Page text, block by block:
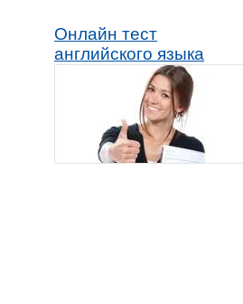
Онлайн тест
английского языка